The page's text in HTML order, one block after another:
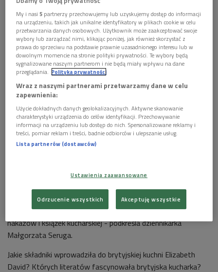
Elizabeth David na nowo zbudowała kuchnię brytyjską, otworzyła ją na
bogactwo rejonu Morza Śródziemnego: pomidory, bakłażany, czosnek
Pixabay/webville
Elizabeth David swoimi przepisami rewolucjonizowała
angielskie myślenie o jedzeniu. - Anglicy nazywają ją królową
Elżbietą I w hołdzie nowoczesnej kuchni brytyjskiej. Wszyscy
kucharze brytyjscy odwołują się do jej nauk, przykazań,
nakazów i książek kucharskiej - podkreśla dziennikarka
Małgorzata Seruga.
Jakie składniki wprowadziła do brytyjskiej kuchni Elizabeth
David? Których literatów fascynowała brytyjska kucharka?
My i nasi5 partnerzy przechowujemy lub uzyskujemy dostęp do informacji
na urządzeniu, takich jak unikalne identyfikatory w plikach cookie w celu
przetwarzania danych osobowych. Użytkownik może zaakceptować swoje
wybory lub zarządzać nimi, klikając poniżej, jak również skorzystać z
prawa do sprzeciwu na podstawie prawnie uzasadnionego interesu lub w
dowolnym momencie na stronie polityki prywatności. Te wybory będą
sygnalizowane naszym partnerom i nie będą miały wpływu na dane
przeglądania. Polityka prywatności
Wraz z naszymi partnerami przetwarzamy dane w celu
zapewnienia:
Użycie dokładnych danych geolokalizacyjnych. Aktywne skanowanie
charakterystyki urządzenia do celów identyfikacji. Przechowywanie
informacji na urządzeniu lub dostęp do nich. Spersonalizowane reklamy i
treści, pomiar reklam i treści, badnie odbiorców i ulepszanie usług.
Lista partnerów (dostawców)
Ustawienia zaawansowane
Odrzucenie wszystkich Akceptuję wszystkie